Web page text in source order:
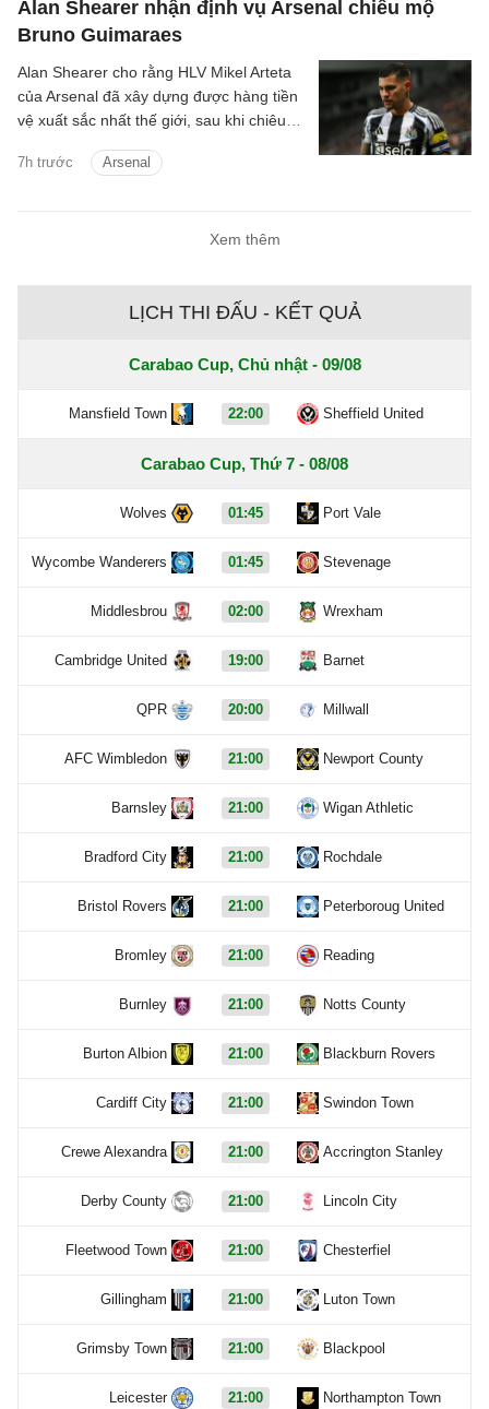
Alan Shearer nhận định vụ Arsenal chiêu mộ
Bruno Guimaraes
7h trước Arsenal
Alan Shearer cho rằng HLV Mikel Arteta
của Arsenal đã xây dựng được hàng tiền
vệ xuất sắc nhất thế giới, sau khi chiêu
Xem thêm
LỊCH THI ĐẤU - KẾT QUẢ
Carabao Cup, Chủ nhật - 09/08
Mansfield Town 22:00 Sheffield United
Carabao Cup, Thứ 7 - 08/08
Wolves 01:45 Port Vale
Wycombe Wanderers 01:45 Stevenage
Middlesbrou 02:00 Wrexham
Cambridge United 19:00 Barnet
QPR 20:00 Millwall
AFC Wimbledon 21:00 Newport County
Barnsley 21:00 Wigan Athletic
Bradford City 21:00 Rochdale
Bristol Rovers 21:00 Peterboroug United
Bromley 21:00 Reading
Burnley 21:00 Notts County
Burton Albion 21:00 Blackburn Rovers
Cardiff City 21:00 Swindon Town
Crewe Alexandra 21:00 Accrington Stanley
Derby County 21:00 Lincoln City
Fleetwood Town 21:00 Chesterfiel
Gillingham 21:00 Luton Town
Grimsby Town 21:00 Blackpool
Leicester 21:00 Northampton Town